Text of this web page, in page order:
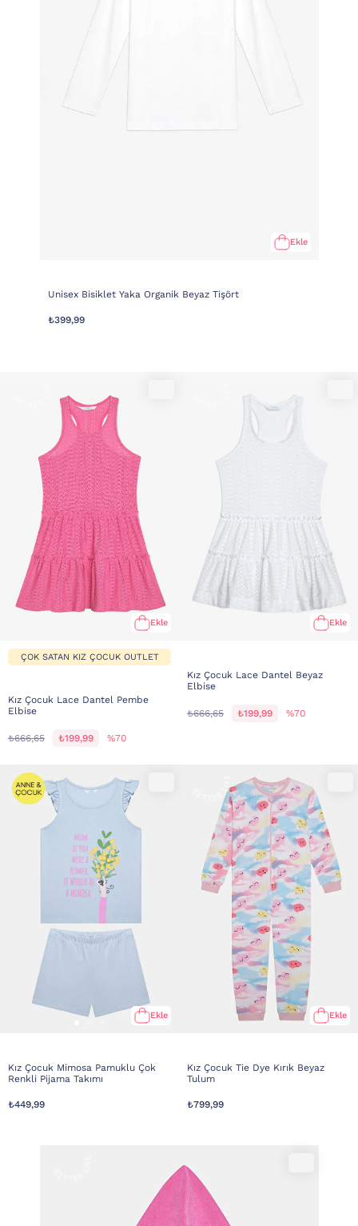
Ekle
Unisex Bisiklet Yaka Organik Beyaz Tişört
₺399,99
Ekle
ÇOK SATAN KIZ ÇOCUK OUTLET
Kız Çocuk Lace Dantel Pembe
Elbise
₺666,65 ₺199,99 %70
Ekle
Kız Çocuk Lace Dantel Beyaz
Elbise
₺666,65 ₺199,99 %70
Ekle
Kız Çocuk Mimosa Pamuklu Çok
Renkli Pijama Takımı
₺449,99
Ekle
Kız Çocuk Tie Dye Kırık Beyaz
Tulum
₺799,99